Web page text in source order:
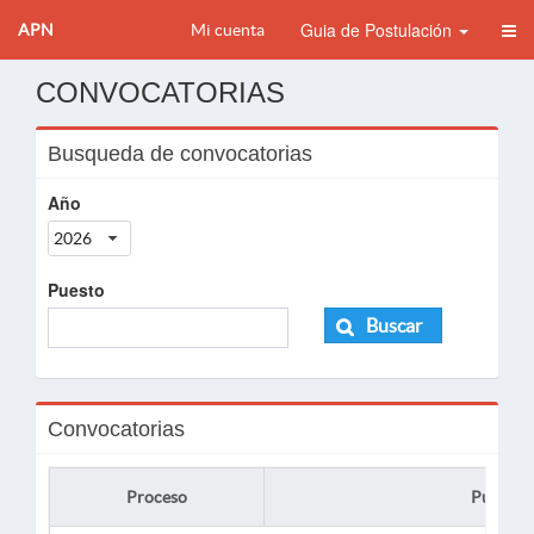
APN Mi cuenta Guia de Postulación
CONVOCATORIAS
Busqueda de convocatorias
Año
2026
Puesto
Buscar
Convocatorias
Proceso Puesto